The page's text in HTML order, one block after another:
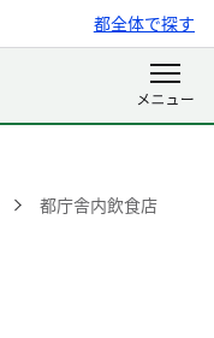
都全体で探す
都庁舎内飲食店